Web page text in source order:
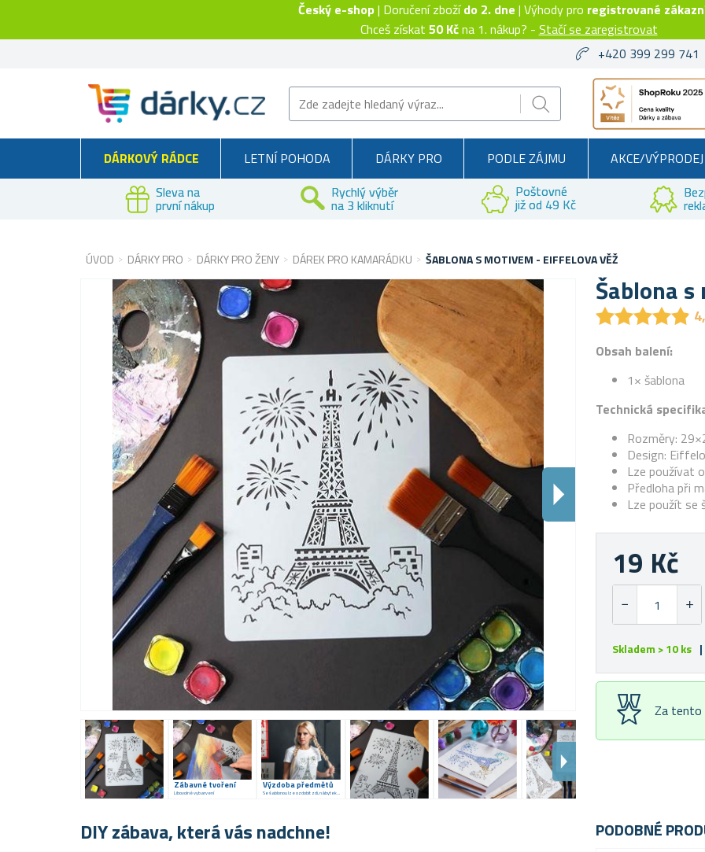
Český e-shop| Doručení zbožído 2. dne | Výhody pro registrované
Chceš získat 50 Kčna 1. nákup? - Stačí se zaregistrovat
+420 399 299 741
DÁRKOVÝ RÁDCE LETNÍ POHODA DÁRKY PRO PODLE ZÁJMU AKCE/VÝPRODEJ
Sleva na
první nákup
Rychlý výběr
na 3 kliknutí
Poštovné
již od 49 Kč
ÚVOD DÁRKY PRO DÁRKY PRO ŽENY DÁREK PRO KAMARÁDKU ŠABLONA S MOTIVEM - EIFFELOVA VĚŽ
Šablona
★★★★★
★★★★★
Zábavné tvoření
Libovolné vybarvení
Výzdoba předmětů
Se šablonou lze ozdobit zdi, nábytek i oblečení
Obsah balení:
1× šablona
Technická
Rozměry:
Design:
Lze používat
Předloha při
Lze použít se
19 Kč
Skladem > 10 ks
Za tento
DIY zábava, která vás nadchne! PODOBNÉ